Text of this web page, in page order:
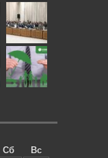
Сб
Вс